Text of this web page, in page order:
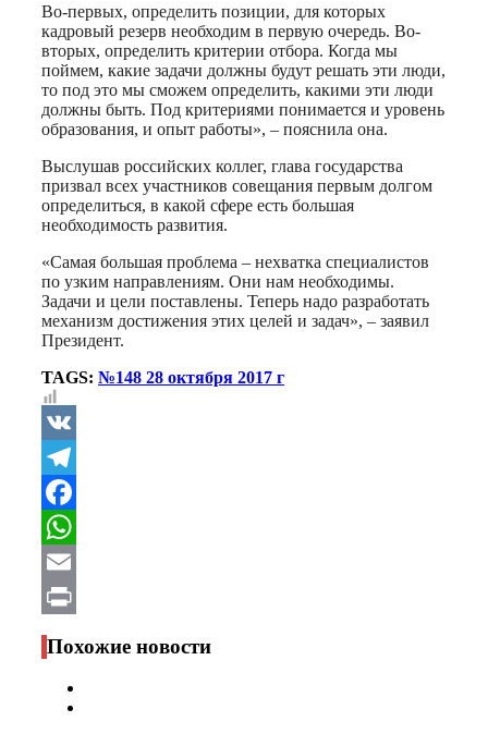
Во-первых, определить позиции, для которых
кадровый резерв необходим в первую очередь. Во-
вторых, определить критерии отбора. Когда мы
поймем, какие задачи должны будут решать эти люди,
то под это мы сможем определить, какими эти люди
должны быть. Под критериями понимается и уровень
образования, и опыт работы», – пояснила она.
Выслушав российских коллег, глава государства
призвал всех участников совещания первым долгом
определиться, в какой сфере есть большая
необходимость развития.
«Самая большая проблема – нехватка специалистов
по узким направлениям. Они нам необходимы.
Задачи и цели поставлены. Теперь надо разработать
механизм достижения этих целей и задач», – заявил
Президент.
TAGS: №148 28 октября 2017 г
VK
Telegram
Facebook
WhatsApp
Email
Print
Похожие новости